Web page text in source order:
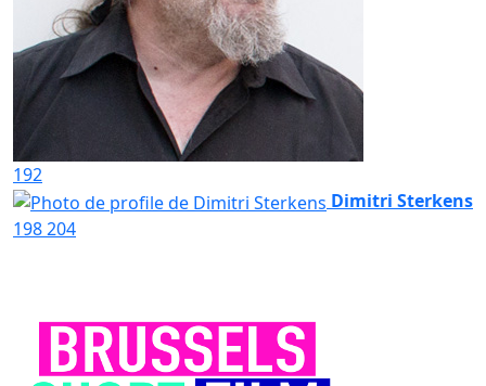
192
Dimitri Sterkens
198204